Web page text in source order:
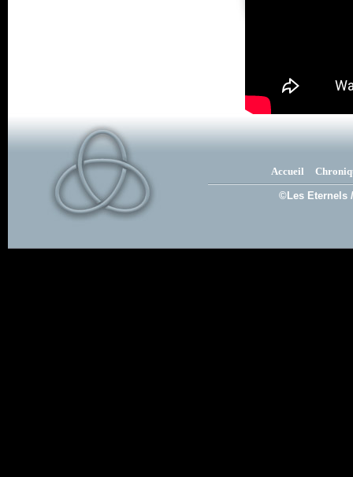
Accueil
©Les Eternels